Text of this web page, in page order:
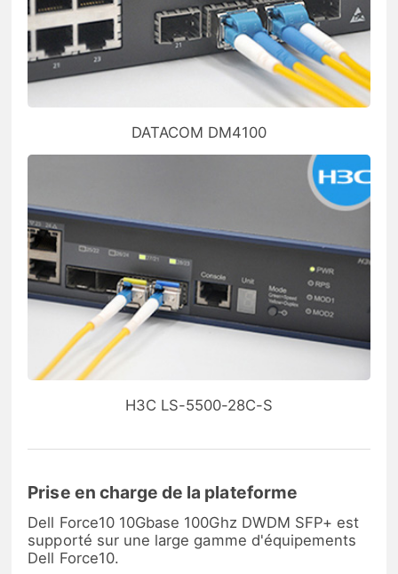
DATACOM DM4100
H3C LS-5500-28C-S
Prise en charge de la plateforme
Dell Force10 10Gbase 100Ghz DWDM SFP+ est
supporté sur une large gamme d'équipements
Dell Force10.